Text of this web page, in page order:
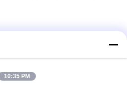
10:35 PM